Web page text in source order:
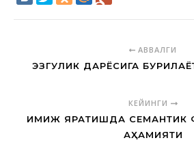
АВВАЛГИ
ЭЗГУЛИК ДАРЁСИГА
КЕЙИНГИ
ИМИЖ ЯРАТИШДА СЕМАНТИК
АҲАМИЯТИ